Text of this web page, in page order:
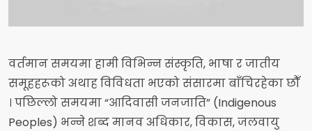
वर्तमान समयमा हामी विभिन्न संस्कृति, भाषा र जातीय
समूहहरूको अथाह विविधता भएको संसारमा बाँचिरहेका छौँ
। पछिल्लो समयमा “आदिवासी जनजाति” (Indigenous
Peoples) भन्ने शब्द मानव अधिकार, विकास, जलवायु